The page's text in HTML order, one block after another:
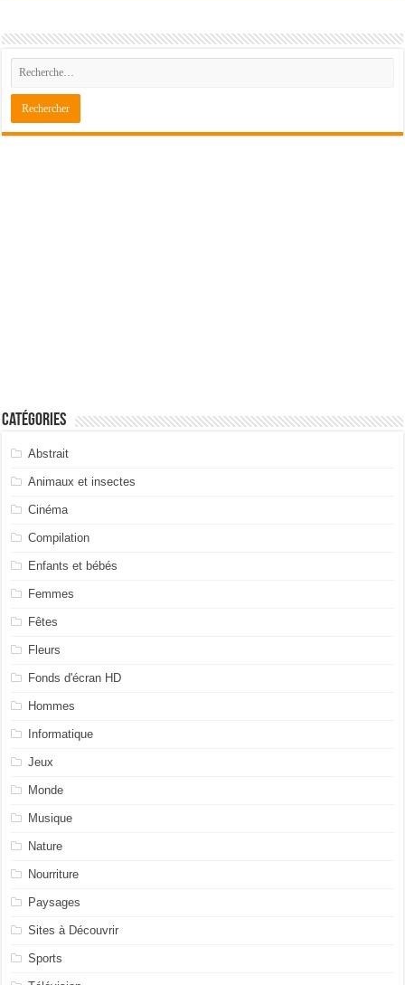
Catégories
Abstrait
Animaux et insectes
Cinéma
Compilation
Enfants et bébés
Femmes
Fêtes
Fleurs
Fonds d'écran HD
Hommes
Informatique
Jeux
Monde
Musique
Nature
Nourriture
Paysages
Sites à Découvrir
Sports